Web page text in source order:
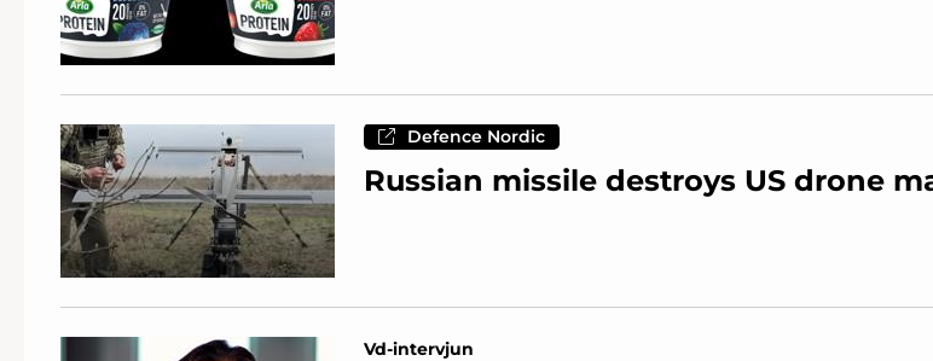
Defence Nordic
Russian missile destroys US drone
Vd-intervjun